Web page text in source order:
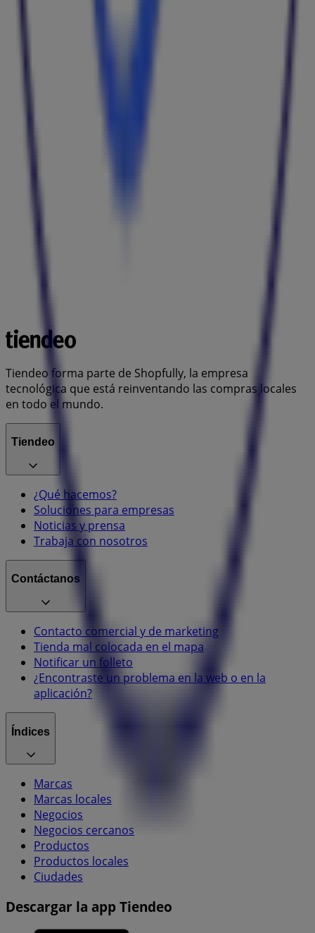
Tiendeo forma parte de Shopfully, la empresa
tecnológica que está reinventando las compras locales
en todo el mundo.
Tiendeo
¿Qué hacemos?
Soluciones para empresas
Noticias y prensa
Trabaja con nosotros
Contáctanos
Contacto comercial y de marketing
Tienda mal colocada en el mapa
Notificar un folleto
¿Encontraste un problema en la web o en la
aplicación?
Índices
Marcas
Marcas locales
Negocios
Negocios cercanos
Productos
Productos locales
Ciudades
Descargar la app Tiendeo